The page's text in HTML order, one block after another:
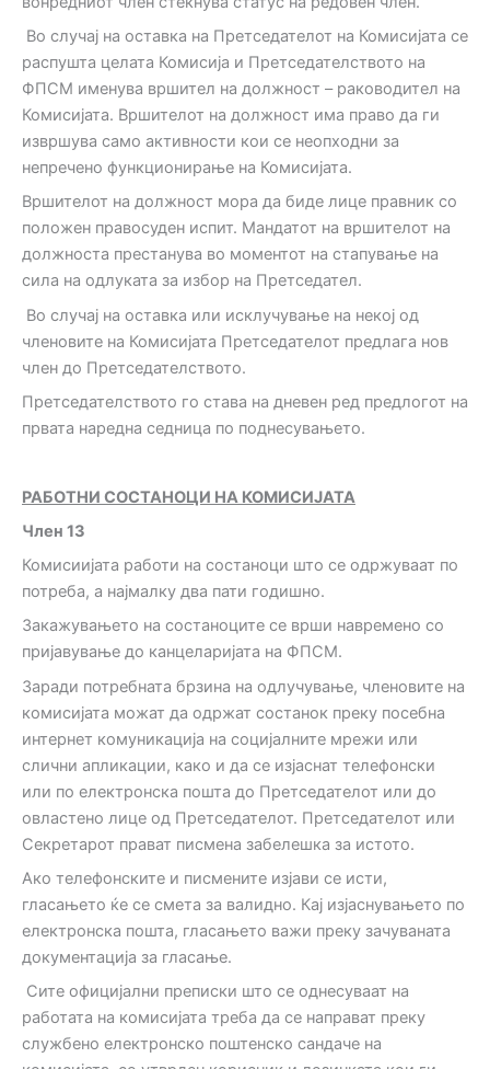
Во случај на оставка на Претседателот на Комисијата се
распушта целата Комисија и Претседателството на
ФПСМ именува вршител на должност – раководител на
Комисијата. Вршителот на должност има право да ги
извршува само активности кои се неопходни за
непречено функционирање на Комисијата.
Вршителот на должност мора да биде лице правник со
положен правосуден испит. Мандатот на вршителот на
должноста престанува во моментот на стапување на
сила на одлуката за избор на Претседател.
Во случај на оставка или исклучување на некој од
членовите на Комисијата Претседателот предлага нов
член до Претседателството.
Претседателството го става на дневен ред предлогот на
првата наредна седница по поднесувањето.
РАБОТНИ СОСТАНОЦИ НА КОМИСИЈАТА
Член 13
Комисиијата работи на состаноци што се одржуваат по
потреба, а најмалку два пати годишно.
Закажувањето на состаноците се врши навремено со
пријавување до канцеларијата на ФПСМ.
Заради потребната брзина на одлучување, членовите на
комисијата можат да одржат состанок преку посебна
интернет комуникација на социјалните мрежи или
слични апликации, како и да се изјаснат телефонски
или по електронска пошта до Претседателот или до
овластено лице од Претседателот. Претседателот или
Секретарот прават писмена забелешка за истото.
Ако телефонските и писмените изјави се исти,
гласањето ќе се смета за валидно. Кај изјаснувањето по
електронска пошта, гласањето важи преку зачуваната
документација за гласање.
Сите официјални преписки што се однесуваат на
работата на комисијата треба да се направат преку
службено електронско поштенско сандаче на